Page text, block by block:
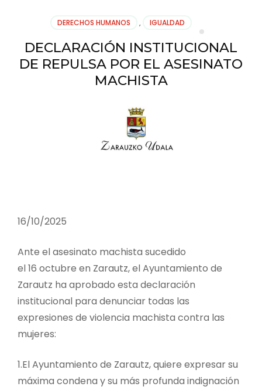
DERECHOS HUMANOS , IGUALDAD
DECLARACIÓN INSTITUCIONAL
DE REPULSA POR EL ASESINATO
MACHISTA
16/10/2025
Ante el asesinato machista sucedido
el 16 octubre en Zarautz, el Ayuntamiento de
Zarautz ha aprobado esta declaración
institucional para denunciar todas las
expresiones de violencia machista contra las
mujeres:
1.​El Ayuntamiento de Zarautz, quiere expresar su
máxima condena y su más profunda indignación